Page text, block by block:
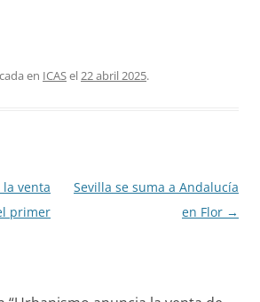
en ICASel 22 abril 2025.
venta
primer
Sevilla se suma a Andalucía
en Flor →